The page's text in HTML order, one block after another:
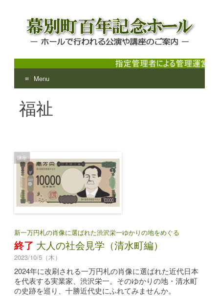
幕別町百年記念ホール
ホールで行われる公演や講座のご案内
Menu
to
content
福祉
講座
新一万円札の肖像に選ばれた渋沢栄一ゆかりの地をめぐる
終了 大人の社会見学（清水町編）
2023/10/5（木）
2024年に改刷される一万円札の肖像に選ばれた近代日本
を代表する実業家、渋沢栄一。そのゆかりの地・清水町
の史跡を巡り、十勝近代史にふれてみませんか。